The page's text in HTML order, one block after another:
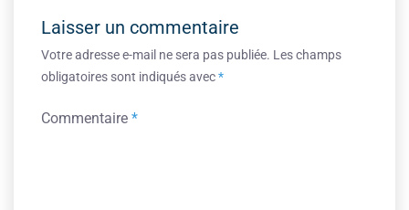
Laisser un commentaire
Votre adresse e-mail ne sera pas publiée. Les champs
obligatoires sont indiqués avec*
Commentaire *